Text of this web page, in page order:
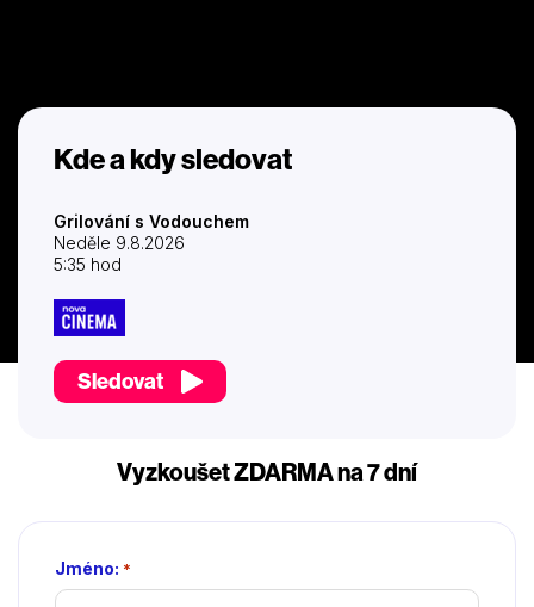
Kde a kdy sledovat
Grilování s Vodouchem
Neděle 9.8.2026
5:35 hod
Sledovat
Vyzkoušet ZDARMA na 7 dní
Jméno: *